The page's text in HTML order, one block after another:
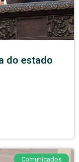
do estado
Comunicados